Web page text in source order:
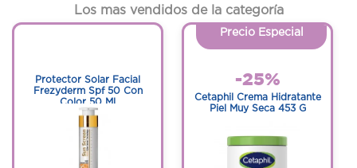
Los mas vendidos de la categoría
Protector Solar Facial
Frezyderm Spf 50 Con
Color 50 Ml
Precio Especial
-25%
Cetaphil Crema Hidratante
Piel Muy Seca 453 G